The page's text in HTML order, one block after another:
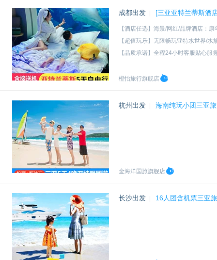
成都出发 [三亚亚特兰蒂斯酒
【酒店任选】海景/网红/品牌酒店：
【超值玩乐】无限畅玩亚特水世界/
【品质承诺】全程24小时客服贴心
橙怡旅行旗舰店
杭州出发 海南纯玩小团三亚
金海洋国旅旗舰店
长沙出发 16人团含机票三亚